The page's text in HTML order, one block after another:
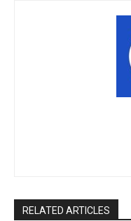
RELATED ARTICLES